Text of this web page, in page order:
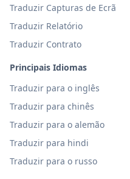
Traduzir Capturas de Ecrã
Traduzir Relatório
Traduzir Contrato
Principais Idiomas
Traduzir para o inglês
Traduzir para chinês
Traduzir para o alemão
Traduzir para hindi
Traduzir para o russo